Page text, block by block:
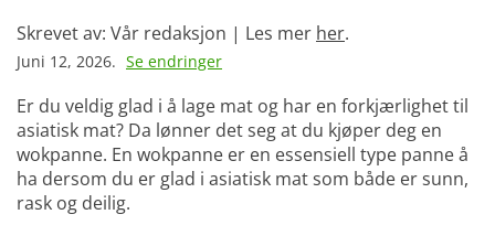
Skrevet av: Vår redaksjon | Les mer her.
Juni 12, 2026. Se endringer
Er du veldig glad i å lage mat og har en forkjærlighet til
asiatisk mat? Da lønner det seg at du kjøper deg en
wokpanne. En wokpanne er en essensiell type panne å
ha dersom du er glad i asiatisk mat som både er sunn,
rask og deilig.